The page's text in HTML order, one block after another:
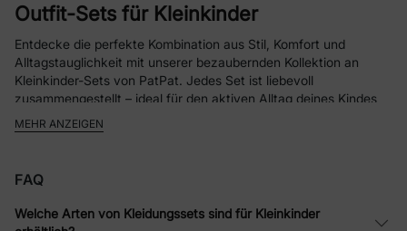
Outfit-Sets für Kleinkinder
Entdecke die perfekte Kombination aus Stil, Komfort und
Alltagstauglichkeit mit unserer bezaubernden Kollektion an
Kleinkinder-Sets von PatPat. Jedes Set ist liebevoll
zusammengestellt – ideal für den aktiven Alltag deines Kindes
und perfekt abgestimmt für ein stressfreies Anziehen.
Was macht unsere Kleinkinder-Sets so besonders?
Unsere Sets bringen nicht nur Freude in den Alltag der
Kleinsten, sondern auch Erleichterung für Eltern. Niedliche
Charakter-Designs mit tierischen Motiven und fröhlich bunten
Prints fangen den spielerischen Charme der Kindheit ein.
MEHR ANZEIGEN
FAQ
Welche Arten von Kleidungssets sind für Kleinkinder